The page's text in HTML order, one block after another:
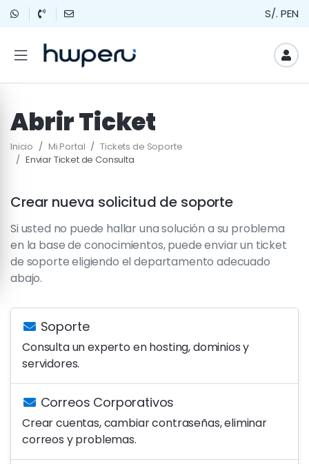
S/. PEN
Abrir Ticket
Inicio Mi Portal
Tickets de Soporte
Enviar Ticket de Consulta
Crear nueva solicitud de soporte
Si usted no puede hallar una solución a su problema
en la base de conocimientos, puede enviar un ticket
de soporte eligiendo el departamento adecuado
abajo.
Soporte
Consulta un experto en hosting, dominios y
servidores.
Correos Corporativos
Crear cuentas, cambiar contraseñas, eliminar
correos y problemas.